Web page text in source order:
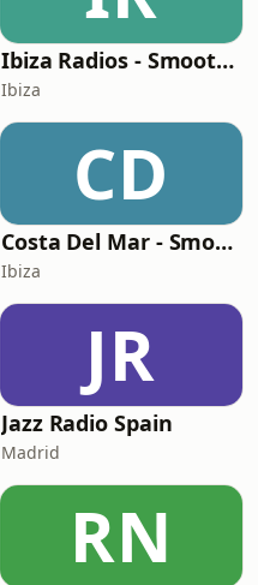
Ibiza Radios - Smooth Jazz
Ibiza
CD
Costa Del Mar - Smooth Jazz
Ibiza
JR
Jazz Radio Spain
Madrid
RN